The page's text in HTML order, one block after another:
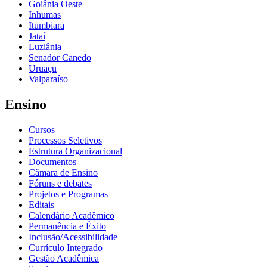
Goiânia Oeste
Inhumas
Itumbiara
Jataí
Luziânia
Senador Canedo
Uruaçu
Valparaíso
Ensino
Cursos
Processos Seletivos
Estrutura Organizacional
Documentos
Câmara de Ensino
Fóruns e debates
Projetos e Programas
Editais
Calendário Acadêmico
Permanência e Êxito
Inclusão/Acessibilidade
Currículo Integrado
Gestão Acadêmica